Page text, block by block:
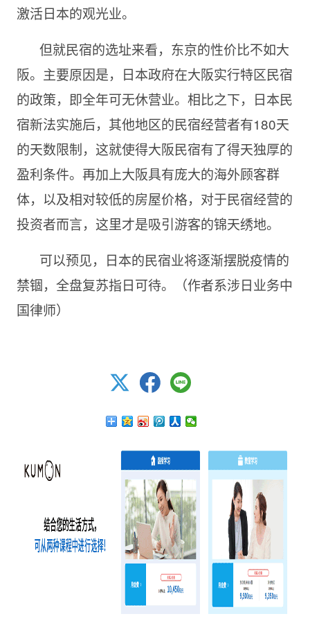
激活日本的观光业。
但就民宿的选址来看，东京的性价比不如大
阪。主要原因是，日本政府在大阪实行特区民宿
的政策，即全年可无休营业。相比之下，日本民
宿新法实施后，其他地区的民宿经营者有180天
的天数限制，这就使得大阪民宿有了得天独厚的
盈利条件。再加上大阪具有庞大的海外顾客群
体，以及相对较低的房屋价格，对于民宿经营的
投资者而言，这里才是吸引游客的锦天绣地。
可以预见，日本的民宿业将逐渐摆脱疫情的
禁锢，全盘复苏指日可待。（作者系涉日业务中
国律师）